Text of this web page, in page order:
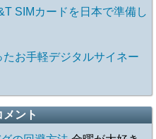
SIMカードを日本で準備し
お手軽デジタルサイネー
ント